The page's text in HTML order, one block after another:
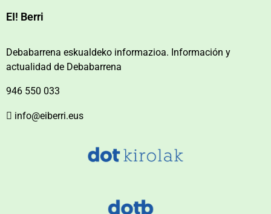
EI! Berri
Debabarrena eskualdeko informazioa. Información y
actualidad de Debabarrena
946 550 033
info@eiberri.eus